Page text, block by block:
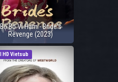
Bộ Bộ Vi Hạm - Bride's
Revenge (2023)
HD Vietsub